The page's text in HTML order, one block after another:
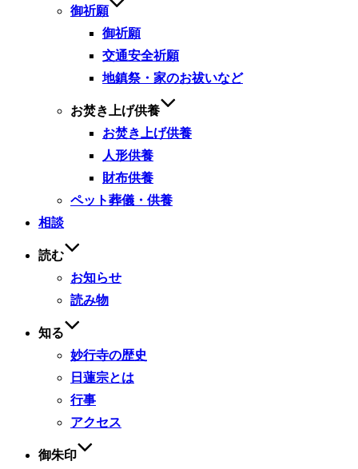
御祈願
御祈願
交通安全祈願
地鎮祭・家のお祓いなど
お焚き上げ供養
お焚き上げ供養
人形供養
財布供養
ペット葬儀・供養
相談
読む
お知らせ
読み物
知る
妙行寺の歴史
日蓮宗とは
行事
アクセス
御朱印